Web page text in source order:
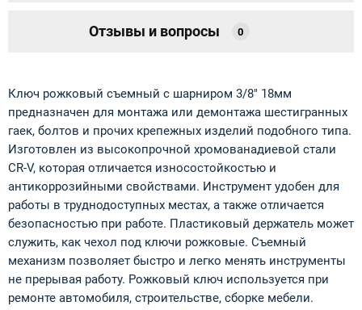
Отзывы и вопросы 0
Ключ рожковый съемный с шарниром 3/8" 18мм
предназначен для монтажа или демонтажа шестигранных
гаек, болтов и прочих крепежных изделий подобного типа.
Изготовлен из высокопрочной хромованадиевой стали
CR-V, которая отличается износостойкостью и
антикоррозийными свойствами. Инструмент удобен для
работы в труднодоступных местах, а также отличается
безопасностью при работе. Пластиковый держатель может
служить, как чехол под ключи рожковые. Съемный
механизм позволяет быстро и легко менять инструменты
не прерывая работу. Рожковый ключ используется при
ремонте автомобиля, строительстве, сборке мебели.